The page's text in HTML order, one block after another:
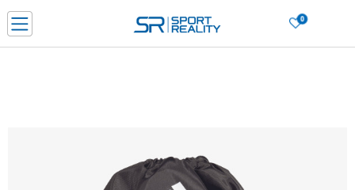
0
Ценовник
ДОЗНАЈ ПОВЕЌЕ